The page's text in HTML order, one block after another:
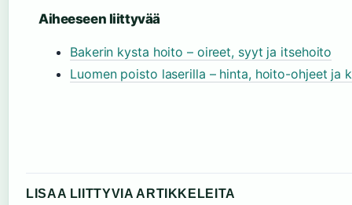
Aiheeseen liittyvää
Bakerin kysta hoito – oireet, syyt ja itsehoito
Luomen poisto laserilla – hinta, hoito-ohjeet ja
LISAA LIITTYVIA ARTIKKELEITA